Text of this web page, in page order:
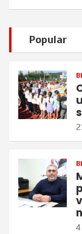
Popular
4